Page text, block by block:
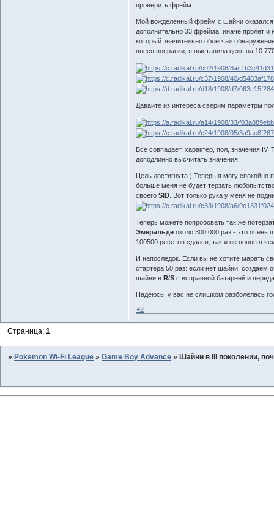
проверить фрейм.
Мой вожделенный фрейм с шайни оказался
дополнительно 33 фрейма, иначе пролет и
который значительно облегчал
внеся поправки, я выставила цель на 10
Давайте из интереса сверим параметры
Все совпадает, характер, пол, значения
доподлинно высчитать значения.
Цель достигнута.) Теперь я могу спокойно
больше меня не будет терзать
своегоSID . Вот только рука у меня не
Теперь можете попробовать так же
Эмеральде около 300 000 раз - это очень
100500 ресетов сдался, так и не поняв в
И напоследок. Если вы не хотите марать
стартера 50 раз: если нет шайни, создаем
шайни вR/S с исправной батареей и
Надеюсь, у вас не слишком разболелась
+2
Страница:1
»Pokemon Wi-Fi League »Game Boy Advance »Шайни в III поколении,